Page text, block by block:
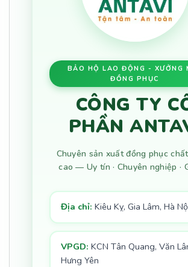
BẢO HỘ LAO ĐỘNG - XƯỞNG
ĐỒNG PHỤC
CÔNG TY
PHẦN
Chuyên sản xuất đồng phục
cao — Uy tín · Chuyên nghiệp ·
Địa chỉ: Kiêu Kỵ, Gia Lâm, Hà
VPGD: KCN Tân Quang, Văn
Hưng Yên